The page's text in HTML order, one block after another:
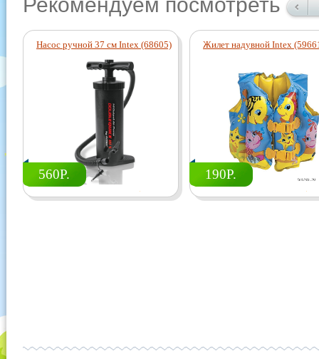
Насос ручной 37 см Intex (68605)
560Р.
Жилет надувной Intex
190Р.